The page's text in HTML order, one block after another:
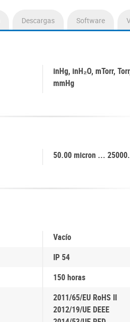
Descargas Software
inHg, inH₂O, mTorr,
mmHg
50.00 micron ...
Vacío
IP 54
150 horas
2011/65/EU RoHS II
2012/19/UE DEEE